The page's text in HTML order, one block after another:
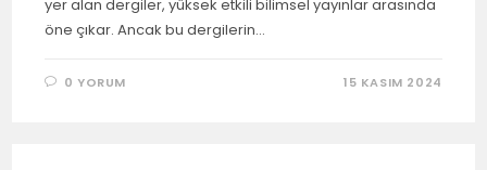
yer alan dergiler, yüksek etkili bilimsel yayınlar arasında
öne çıkar. Ancak bu dergilerin…
0 YORUM 15 KASIM 2024